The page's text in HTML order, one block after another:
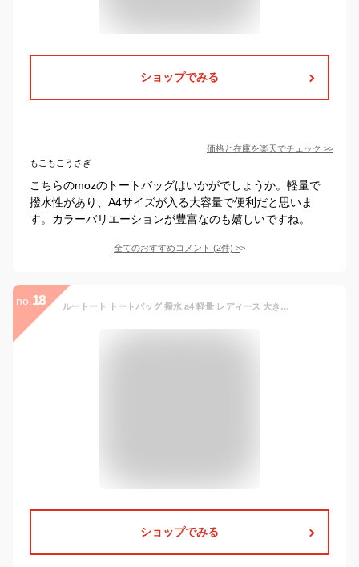
ショップでみる
価格と在庫を楽天でチェック >>
もこもこうさぎ
こちらのmozのトートバッグはいかがでしょうか。軽量で
撥水性があり、A4サイズが入る大容量で便利だと思いま
す。カラーバリエーションが豊富なのも嬉しいですね。
全てのおすすめコメント (2件) >
no. 18 ルートート トートバッグ 撥水 a4 軽量 レディース 大きめ 肩掛け 通勤 普段使い ミディアム ポケッツ ROOTOTE ビジネス 軽い バッグ マザーバッグ ショルダーバッグ 無地 通学 メンズ ママバッグ カジュアル ポケット おしゃれ シンプル ベーシック 3460 3157 3182 送料無料
ショップでみる